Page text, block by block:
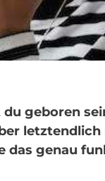
geboren
letztendlich
das genau